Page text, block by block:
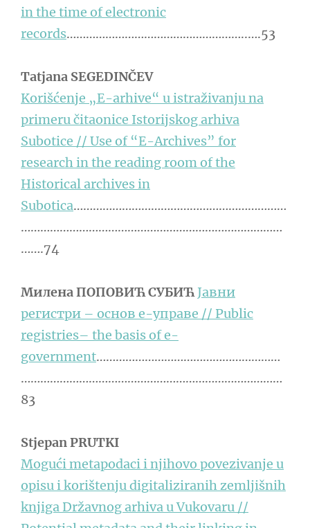
in the time of electronic
records………………………………………………..….53
Tatjana SEGEDINČEV
Korišćenje „E-arhive“ u istraživanju na
primeru čitaonice Istorijskog arhiva
Subotice // Use of “E-Archives” for
research in the reading room of the
Historical archives in
Subotica…………………………………………………………
………………………………………………………………………
…….74
Милена ПОПОВИЋ СУБИЋ Јавни
регистри – основ е-управе // Public
registries– the basis of е-
government…………………………………………………
………………………………………………………………………
83
Stjepan PRUTKI
Mogući metapodaci i njihovo povezivanje u
opisu i korištenju digitaliziranih zemljišnih
knjiga Državnog arhiva u Vukovaru //